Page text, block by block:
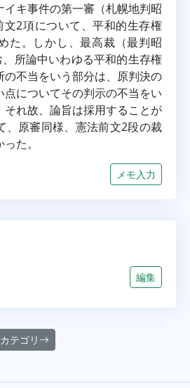
キ事件の第一審（札幌地判昭
文2項について、平和的生存権
た。しかし、最高裁（最判昭
所論中いわゆる平和的生存権
の不当をいう部分は、原判決の
についてその判示の不当をい
それ故、論旨は採用することが
、原審同様、憲法前文2段の裁
た。
メモ入力
編集
テゴリ